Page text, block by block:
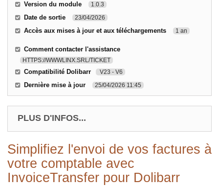
Version du module 1.0.3
Date de sortie 23/04/2026
Accès aux mises à jour et aux téléchargements 1 an
Comment contacter l'assistance
HTTPS://WWWLINX.SRL/TICKET
Compatibilité Dolibarr V23 - V6
Dernière mise à jour 25/04/2026 11:45
PLUS D'INFOS...
Simplifiez l'envoi de vos factures à
votre comptable avec
InvoiceTransfer pour Dolibarr